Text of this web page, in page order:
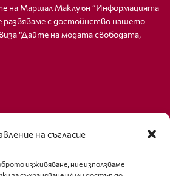
на съгласие
изживяване, ние използваме
на Маршал Маклуън “Информацията
развяваме с достойнство нашето
“Дайте на модата свободата,